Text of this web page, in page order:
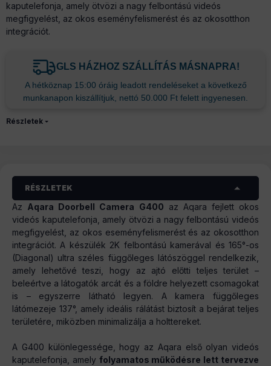
kaputelefonja, amely ötvözi a nagy felbontású videós
megfigyelést, az okos eseményfelismerést és az okosotthon
integrációt.
GLS HÁZHOZ SZÁLLÍTÁS MÁSNAPRA!
A hétköznap 15:00 óráig leadott rendeléseket a következő
munkanapon kiszállítjuk, nettó 50.000 Ft felett ingyenesen.
Részletek
RÉSZLETEK
Az Aqara Doorbell Camera G400 az Aqara fejlett okos
videós kaputelefonja, amely ötvözi a nagy felbontású videós
megfigyelést, az okos eseményfelismerést és az okosotthon
integrációt. A készülék 2K felbontású kamerával és 165°-os
(Diagonal) ultra széles függőleges látószöggel rendelkezik,
amely lehetővé teszi, hogy az ajtó előtti teljes terület –
beleértve a látogatók arcát és a földre helyezett csomagokat
is – egyszerre látható legyen. A kamera függőleges
látómezeje 137°, amely ideális rálátást biztosít a bejárat teljes
területére, miközben minimalizálja a holttereket.
A G400 különlegessége, hogy az Aqara első olyan videós
kaputelefonja, amely folyamatos működésre lett tervezve